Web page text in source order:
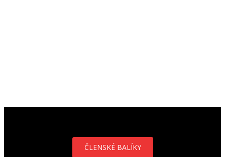
ČLENSKÉ BALÍKY